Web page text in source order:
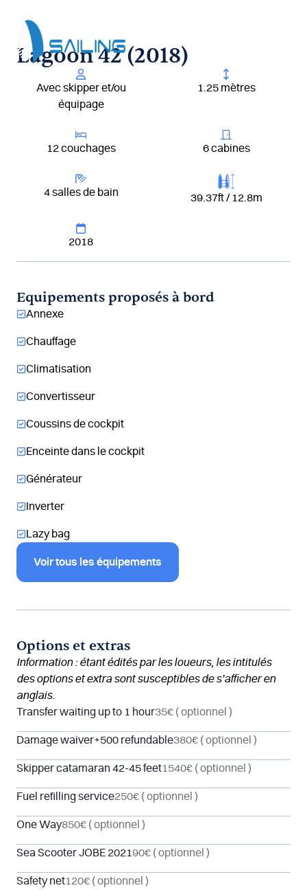
contenu
Lagoon 42 (2018)
Avec skipper et/ou
équipage
1.25 mètres
12 couchages 6 cabines
4 salles de bain 39.37ft / 12.8m
2018
Equipements proposés à bord
Annexe
Chauffage
Climatisation
Convertisseur
Coussins de cockpit
Enceinte dans le cockpit
Générateur
Inverter
Lazy bag
Voir tous les équipements
Options et extras
Information : étant édités par les loueurs, les intitulés
des options et extra sont susceptibles de s’afficher en
anglais.
Transfer waiting up to 1 hour35€ ( optionnel )
Damage waiver+500 refundable380€ ( optionnel )
Skipper catamaran 42-45 feet1540€ ( optionnel )
Fuel refilling service250€ ( optionnel )
One Way850€ ( optionnel )
Sea Scooter JOBE 202190€ ( optionnel )
Safety net120€ ( optionnel )